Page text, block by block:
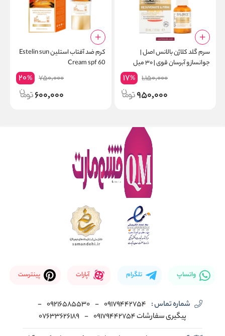
سرم گلد کلاژن بالانس اصل |
جوانساز و آبرسان قوی | ۳۰ میل
1,150,000
17%
950,000
کرم ضد آفتاب استلین Estelin sun
Cream spf 60
750,000
20%
600,000
واتساپ تلگرام آپارات پینترست
شماره تماس : 09179442754
-
09216585530
-
پیگیری سفارشات 09179442754
-
07633626189